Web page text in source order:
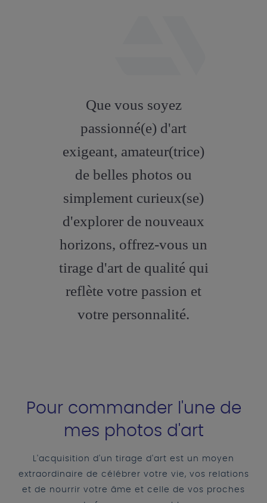
artstation
Que vous soyez
passionné(e) d'art
exigeant, amateur(trice)
de belles photos ou
simplement curieux(se)
d'explorer de nouveaux
horizons, offrez-vous un
tirage d'art de qualité qui
reflète votre passion et
votre personnalité.
Pour commander l'une de
mes photos d'art
L'acquisition d'un tirage d'art est un moyen
extraordinaire de célébrer votre vie, vos relations
et de nourrir votre âme et celle de vos proches